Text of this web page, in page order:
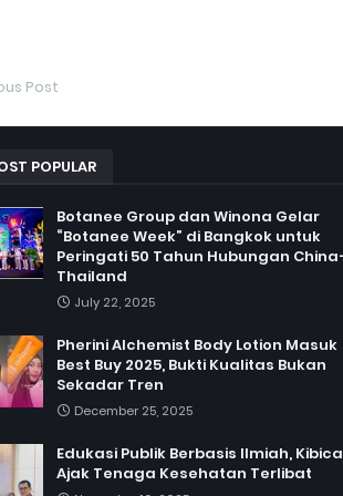
Post
POPULAR
Botanee Group dan Winona Gelar
“Botanee Week” di Bangkok untuk
Peringati 50 Tahun Hubungan
Thailand
July 22, 2025
Pherini Alchemist Body Lotion Masuk
Best Buy 2025, Bukti Kualitas Bukan
Sekadar Tren
December 25, 2025
Edukasi Publik Berbasis Ilmiah,
Ajak Tenaga Kesehatan Terlibat